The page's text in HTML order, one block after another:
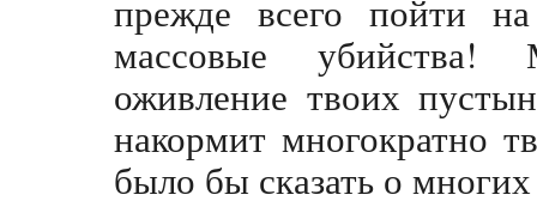
прежде всего пойти
массовые убийства!
оживление твоих
накормит многократно
было бы сказать о